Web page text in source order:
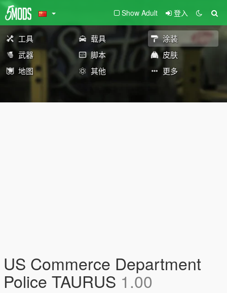
Show Adult 登入
工具 载具
涂装
武器
脚本
皮肤
地图
其他 更多
US Commerce Department
Police TAURUS 1.00